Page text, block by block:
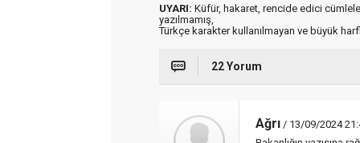
UYARI: Küfür, hakaret, rencide edici
yazılmamış,
Türkçe karakter kullanılmayan ve büyük
22 Yorum
Ağrı / 13/09/2024